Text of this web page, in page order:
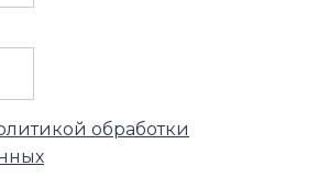
обработки